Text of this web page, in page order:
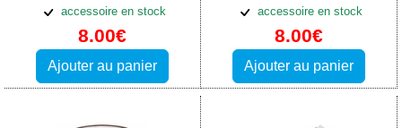
tablette:Outils Htc One A9
accessoire en stock
8.00€
Ajouter au panier
tablettes:Outils Htc One A9
accessoire en stock
8.00€
Ajouter au panier